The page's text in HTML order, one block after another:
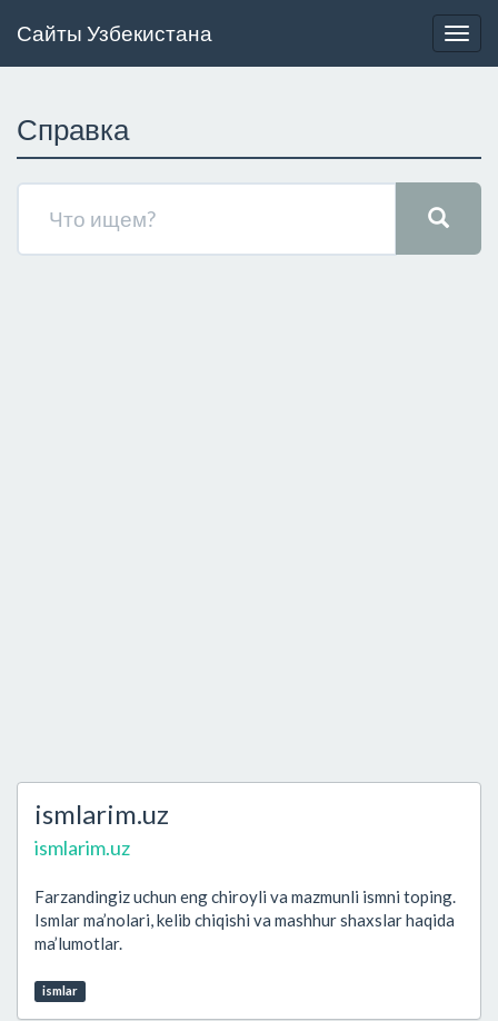
Сайты Узбекистана
Справка
ismlarim.uz
ismlarim.uz
Farzandingiz uchun eng chiroyli va mazmunli ismni toping.
Ismlar ma’nolari, kelib chiqishi va mashhur shaxslar haqida
ma’lumotlar.
ismlar